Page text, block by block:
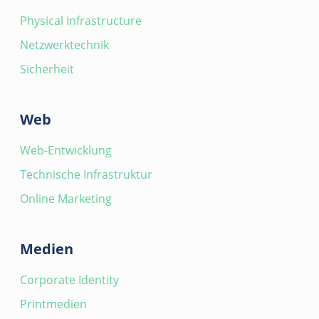
Physical Infrastructure
Netzwerktechnik
Sicherheit
Web
Web-Entwicklung
Technische Infrastruktur
Online Marketing
Medien
Corporate Identity
Printmedien